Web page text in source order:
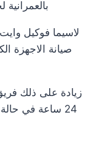
لاسيما فوكيل
صيانة الاجهزة
زيادة على ذلك
24 ساعة في